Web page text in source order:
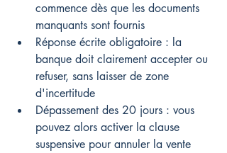
commence dès que les documents
manquants sont fournis
Réponse écrite obligatoire : la
banque doit clairement accepter ou
refuser, sans laisser de zone
d'incertitude
Dépassement des 20 jours : vous
pouvez alors activer la clause
suspensive pour annuler la vente